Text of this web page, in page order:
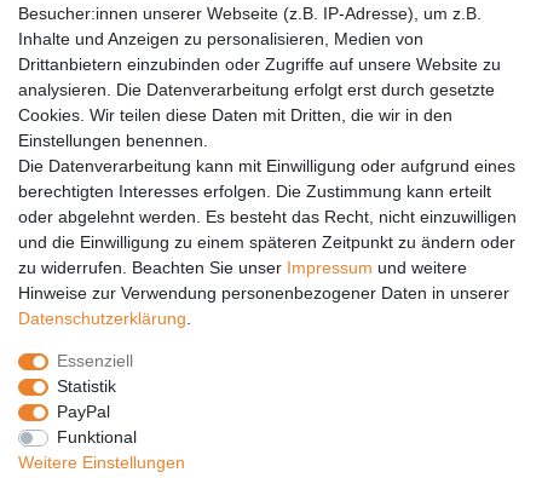
Barrierefreiheit
Anleitungen
Vertrag widerrufen
PARTNER
DHL
GLS
PaketPLUS
SPONSORING
Malchower SV 90
Malchower Wölfe
ZERTIFIKATE
Besucher:innen unserer Webseite (z.B. IP-Adresse), um z.B.
Inhalte und Anzeigen zu personalisieren, Medien von
Drittanbietern einzubinden oder Zugriffe auf unsere Website zu
analysieren. Die Datenverarbeitung erfolgt erst durch gesetzte
Cookies. Wir teilen diese Daten mit Dritten, die wir in den
Einstellungen benennen.
Die Datenverarbeitung kann mit Einwilligung oder aufgrund eines
berechtigten Interesses erfolgen. Die Zustimmung kann erteilt
oder abgelehnt werden. Es besteht das Recht, nicht einzuwilligen
und die Einwilligung zu einem späteren Zeitpunkt zu ändern oder
zu widerrufen. Beachten Sie unser Impressum und weitere
Hinweise zur Verwendung personenbezogener Daten in unserer
Daten­schutz­erklärung
Essenziell
Statistik
PayPal
Funktional
Weitere Einstellungen